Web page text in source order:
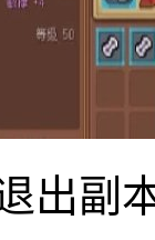
出副